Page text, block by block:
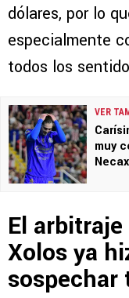
dólares, por lo
especialmente
todos los
VER
muy
El
Xolos ya
sospechar